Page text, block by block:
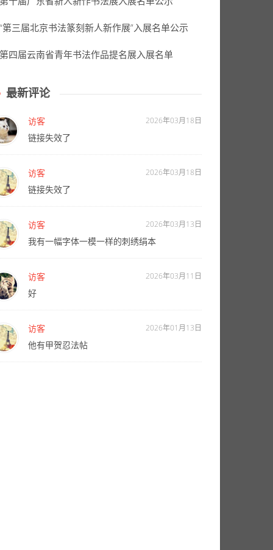
“第三届北京书法篆刻新人新作展”入展名单公示
第四届云南省青年书法作品提名展入展名单
最新评论
访客 2026年03月18日
链接失效了
访客 2026年03月18日
链接失效了
访客 2026年03月13日
我有一幅字体一模一样的刺绣绢本
访客 2026年03月11日
好
访客 2026年01月13日
他有甲贺忍法帖